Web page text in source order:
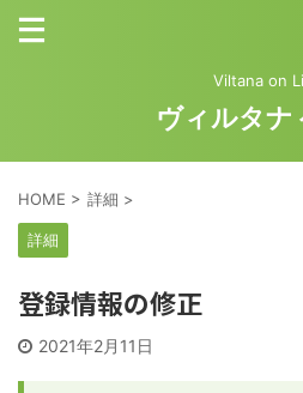
Viltana on
ヴィルタナ
HOME > 詳細 >
詳細
登録情報の修正
2021年2月11日